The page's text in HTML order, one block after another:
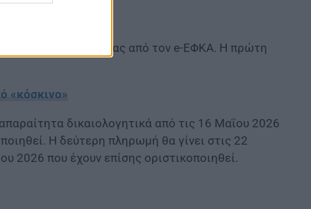
επίδομα μητρότητας από τον e-ΕΦΚΑ. Η πρώτη
«κόσκινο»
δικαιολογητικά από τις 16 Μαΐου 2026
Η δεύτερη πληρωμή θα γίνει στις 22
2026 που έχουν επίσης οριστικοποιηθεί.